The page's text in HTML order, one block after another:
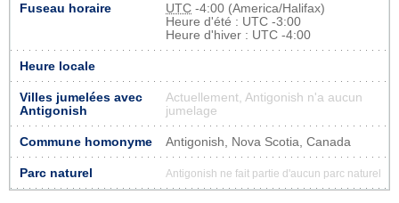
Fuseau horaire UTC -4:00 (America/Halifax)
Heure d'été : UTC -3:00
Heure d'hiver : UTC -4:00
Heure locale
Villes jumelées avec
Antigonish
Actuellement, Antigonish n'a aucun
jumelage
Commune homonyme Antigonish, Nova Scotia, Canada
Parc naturel Antigonish ne fait partie d'aucun parc naturel